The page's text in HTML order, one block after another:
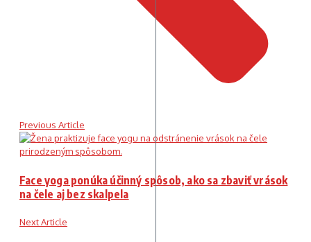
Previous Article
Face yoga ponúka účinný spôsob, ako sa zbaviť vrások
na čele aj bez skalpela
Next Article